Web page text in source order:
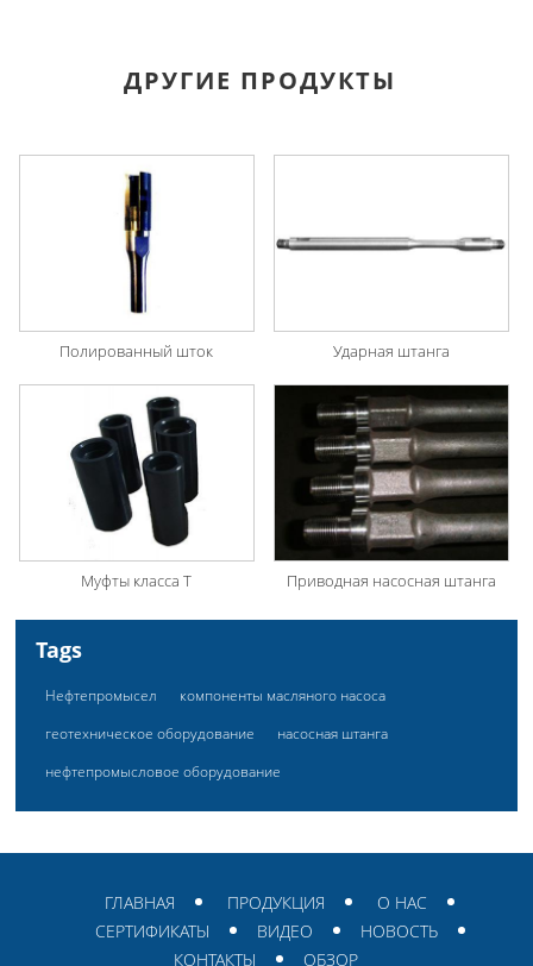
ДРУГИЕ ПРОДУКТЫ
Полированный шток Ударная штанга
Муфты класса Т Приводная насосная штанга
Tags
Нефтепромысел
компоненты масляного насоса
геотехническое оборудование
насосная штанга
нефтепромысловое оборудование
ГЛАВНАЯ ПРОДУКЦИЯ
О НАС
СЕРТИФИКАТЫ
ВИДЕО
НОВОСТЬ
КОНТАКТЫ
ОБЗОР